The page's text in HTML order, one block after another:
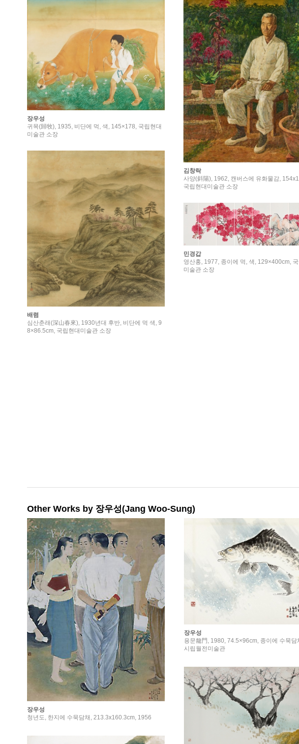
장우성
귀목(歸牧), 1935, 비단에 먹, 색, 145×178, 국립현대
미술관 소장
김창락
사양(斜陽), 1962, 캔버스에 유화물감,
국립현대미술관 소장
배렴
심산춘래(深山春來), 1930년대 후반, 비단에 먹 색, 9
8×86.5cm, 국립현대미술관 소장
민경갑
영산홍, 1977, 종이에 먹, 색, 129×400cm, 국
미술관 소장
Other Works by 장우성(Jang Woo-Sung)
장우성
청년도, 한지에 수묵담채, 213.3x160.3cm, 1956
장우성
용문龍門, 1980, 74.5×96cm, 종이에 수묵담
시립월전미술관